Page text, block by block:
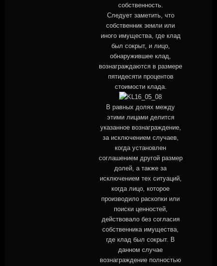
собственность.
Следует заметить, что
собственник земли или
иного имущества, где клад
был сокрыт, и лицо,
обнаружившее клад,
вознаграждаются в размере
пятидесяти процентов
стоимости клада.
В равных долях между
этими лицами делится
указанное вознаграждение,
за исключением случаев,
когда установлен
соглашением другой размер
долей, а также за
исключением тех ситуаций,
когда лицо, которое
производило раскопки или
поиски ценностей,
действовало без согласия
собственника имущества,
где клад был сокрыт. В
данном случае
вознаграждение полностью